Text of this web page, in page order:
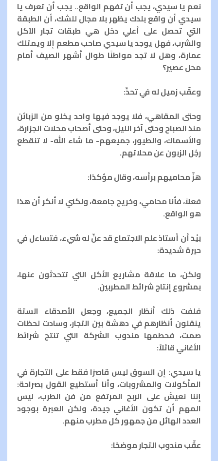
نعم يا سيدي، يجب أن تفهم الواقع.. يجب أن تعرف يا
سيدي أن واقع بلدك يظهر بلا مجال للشك، أن الطبقة
التي تحصل على أعلي دخل هي طبقات تجار الآكل
والشرب، فهل يوجد يا سيدي صاحب مطعم إلا ويمتلك
عمارة، وهل لا تجد مواطنًا طوال أشهر الصيف أمام
محل عصير؟
وعقّب زميل له في تحدٍّ:
وحتى المقاهي، فلا يوجد فيها واحد يخلو من الزبائن
منذ الصباح وحتى آخر الليل، وحتى أصحاب محلات الجزارة،
والأسماك، والطيور، جميعهم- ما شاء الله- لا تنقطع
رجْل الزبون عن محلاتهم.
هزّ محاميهم برأسه، وقال مؤكدًا:
فعلاً، فأنا محامي، وخريج جامعة، ولكني لا أنكر أن هذا
هو الواقع.
بَيْدَ أن أستاذ علم الاجتماع قد عنّ له شيء، فتساءل في
حيرة شديدة:
ولكن، ما علاقة مشاريع الأكل التي تتحدثون عنها،
بمشروع إنتاج شرائط المطربين.
فلفت ذلك أنظار الجميع، وجعل الأصدقاء الستة
ينقلون أنظارهم في دهشة بين التجار، وسادت لحظات
صمت، فحطمها مندوب الشركة التي تنتج شرائط
الأغاني قائلاً:
يا سيدي: إن السوق ليس قاصرًا فقط على التجارة في
المأكولات والمشروبات، وأنا أستطيع القول بصراحة:
إننا نعيش على الربح المرتفع من فن الطرب، ليس
المهم أن تكون الأغاني جيدة، ولكن العبرة بوجود
العدد الهائل من جمهور كل مطرب منهم.
عقّب مندوب التجار موضحًا: